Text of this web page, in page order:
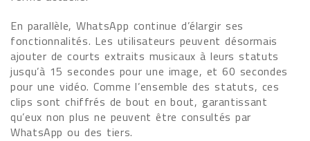
En parallèle, WhatsApp continue d’élargir ses
fonctionnalités. Les utilisateurs peuvent désormais
ajouter de courts extraits musicaux à leurs statuts
jusqu’à 15 secondes pour une image, et 60 secondes
pour une vidéo. Comme l’ensemble des statuts, ces
clips sont chiffrés de bout en bout, garantissant
qu’eux non plus ne peuvent être consultés par
WhatsApp ou des tiers.